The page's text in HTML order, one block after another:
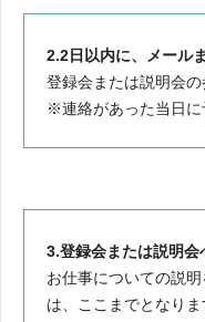
2.2日以内に、メール
登録会または説明会の
※連絡があった当日に
3.登録会または説明会
お仕事についての説
は、ここまでとなりま